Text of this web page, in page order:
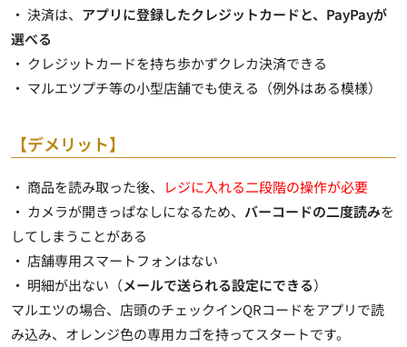
・ 決済は、 アプリに登録したクレジットカードと、PayPayが
選べる
・ クレジットカードを持ち歩かずクレカ決済できる
・ マルエツプチ等の小型店舗でも使える（例外はある模様）
【デメリット】
・ 商品を読み取った後、
レジに入れる二段階の操作が必要
・ カメラが開きっぱなしになるため、 バーコードの二度読みを
してしまうことがある
・ 店舗専用スマートフォンはない
・ 明細が出ない（メールで送られる設定にできる）
マルエツの場合、店頭のチェックインQRコードをアプリで読
み込み、オレンジ色の専用カゴを持ってスタートです。